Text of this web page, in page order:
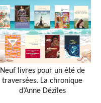
Neuf livres pour un été de
traversées. La chronique
d’Anne Dézîles